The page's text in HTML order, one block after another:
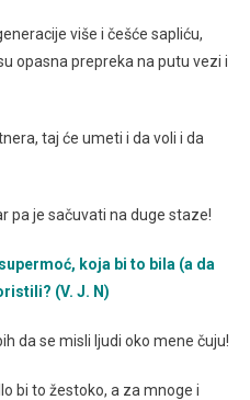
više i češće sapliću,
opasna prepreka na putu vezi i
taj će umeti i da voli i da
pa je sačuvati na duge staze!
koja bi to bila (a da
(V. J. N)
da se misli ljudi oko mene čuju!
bi to žestoko, a za mnoge i